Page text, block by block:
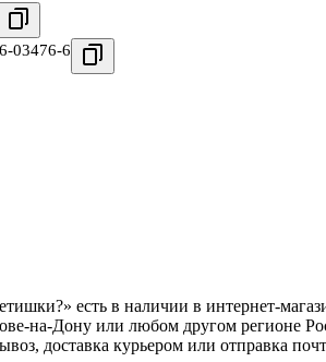
03476-6
есть в наличии в интернет-
на-Дону или любом другом регионе
доставка курьером или отправка